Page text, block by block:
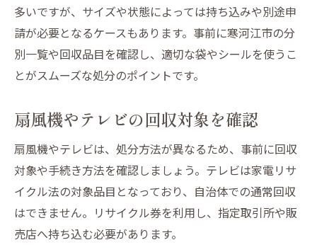
多いですが、サイズや状態によっては持ち込みや別途申
請が必要となるケースもあります。事前に寒河江市の分
別一覧や回収品目を確認し、適切な袋やシールを使うこ
とがスムーズな処分のポイントです。
扇風機やテレビの回収対象を確認
扇風機やテレビは、処分方法が異なるため、事前に回収
対象や手続き方法を確認しましょう。テレビは家電リサ
イクル法の対象品目となっており、自治体での通常回収
はできません。リサイクル券を利用し、指定取引所や販
売店へ持ち込む必要があります。